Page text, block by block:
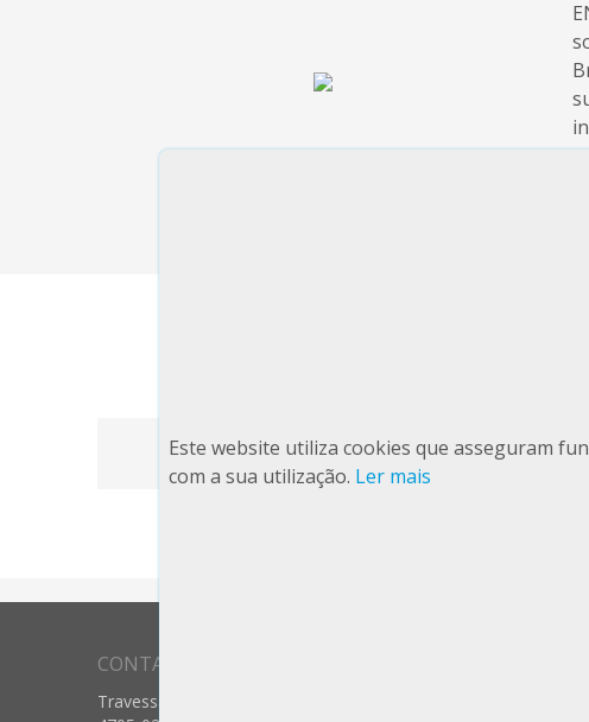
Estatuto Inovadora COTEC 2026
CONTACTOS
Travessa dos Prados nº 12
Este website utiliza cookies que asseguram
com a sua utilização. Ler mais